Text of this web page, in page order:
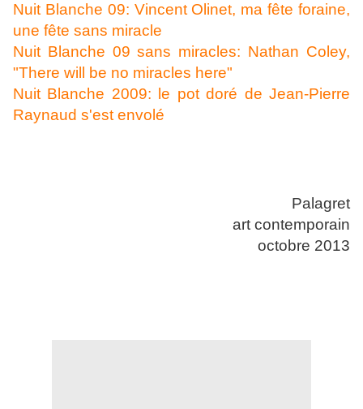
Nuit Blanche 09: Vincent Olinet, ma fête foraine,
une fête sans miracle
Nuit Blanche 09 sans miracles: Nathan Coley,
"There will be no miracles here"
Nuit Blanche 2009: le pot doré de Jean-Pierre
Raynaud s'est envolé
Palagret
art contemporain
octobre 2013